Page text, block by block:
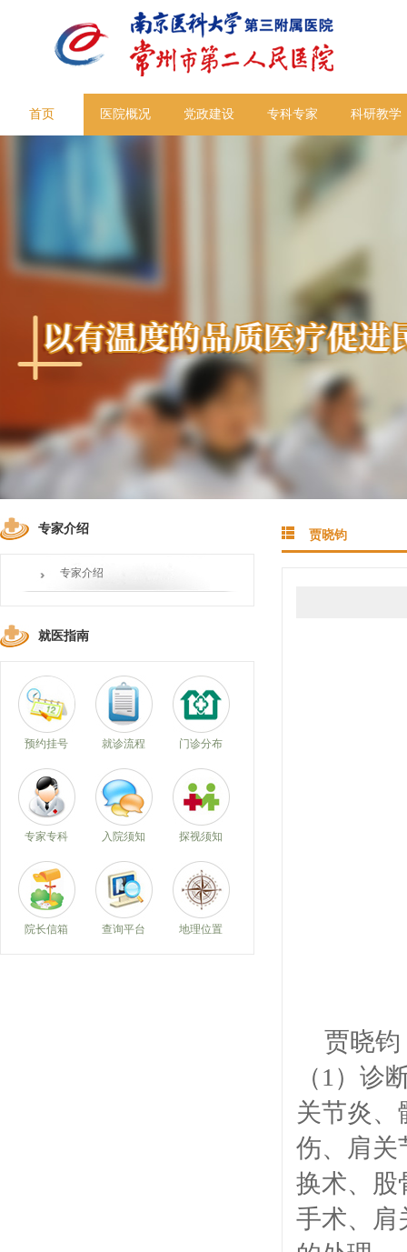
首页 医院概况 党政建设 专科专家 科研教学
专家介绍
专家介绍
就医指南
预约挂号 就诊流程 门诊分布
专家专科 入院须知 探视须知
院长信箱 查询平台 地理位置
贾晓钧
贾晓钧
（1 ）诊
关节炎、
伤、肩关
换术、股
手术、肩